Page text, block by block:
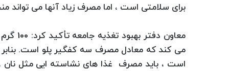
برای سلامتی است ، اما مصرف زیاد آنها می تواند
می كند كه معادل مصرف سه كفگیر پلو است. بنابر
است ، باید مصرف غذا های نشاسته ایی مثل نان